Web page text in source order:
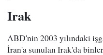
Irak
ABD'nin 2003 yılındaki
İran'a sunulan Irak'da